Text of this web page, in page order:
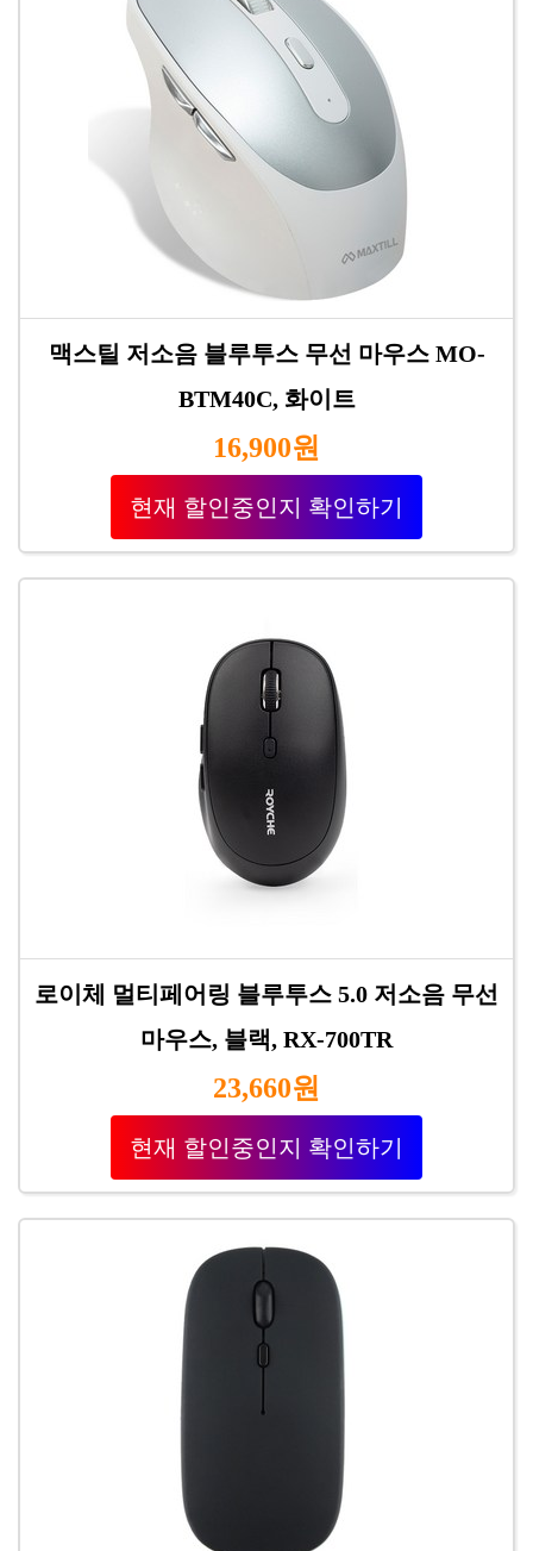
맥스틸 저소음 블루투스 무선 마우스 MO-
BTM40C, 화이트
16,900원
현재 할인중인지 확인하기
로이체 멀티페어링 블루투스 5.0 저소음 무선
마우스, 블랙, RX-700TR
23,660원
현재 할인중인지 확인하기